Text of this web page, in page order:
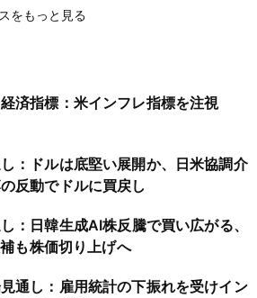
をもっと見る
済指標：米インフレ指標を注視
：ドルは底堅い展開か、日米協調介
反動でドルに買戻し
：日韓生成AI株反騰で買い広がる、
も株価切り上げへ
通し：雇用統計の下振れを受けイン